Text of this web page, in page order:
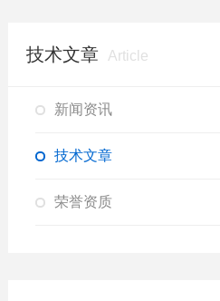
技术文章 Article
新闻资讯
技术文章
荣誉资质